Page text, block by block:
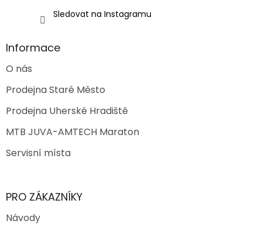
Sledovat na Instagramu
Informace
O nás
Prodejna Staré Město
Prodejna Uherské Hradiště
MTB JUVA-AMTECH Maraton
Servisní místa
PRO ZÁKAZNÍKY
Návody